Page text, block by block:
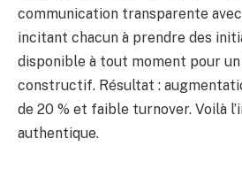
communication transparente
incitant chacun à prendre des
disponible à tout moment pour
constructif. Résultat :
de 20 % et faible turnover. Voilà
authentique.